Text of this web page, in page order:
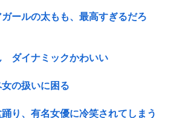
ガールの太もも、最高すぎるだろ
ダイナミックかわいい
の扱いに困る
踊り、有名女優に冷笑されてしまう